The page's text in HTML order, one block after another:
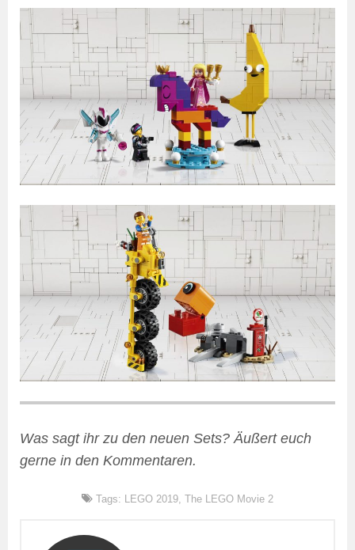
Was sagt ihr zu den neuen Sets? Äußert euch
gerne in den Kommentaren.
Tags: LEGO 2019, The LEGO Movie 2